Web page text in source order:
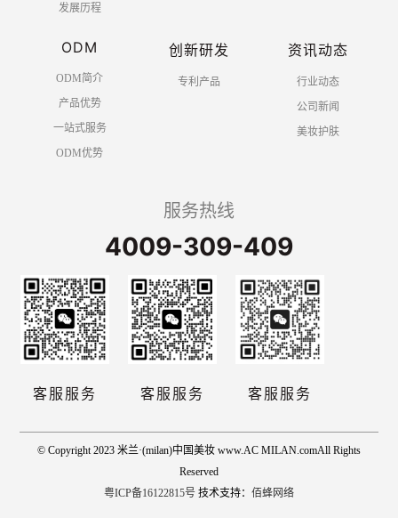
发展历程
ODM
ODM简介
产品优势
一站式服务
ODM优势
创新研发
专利产品
资讯动态
行业动态
公司新闻
美妆护肤
服务热线
4009-309-409
客服服务 客服服务 客服服务
© Copyright 2023 米兰·(milan)中国美妆 www.AC MILAN.comAll Rights
Reserved
粤ICP备16122815号 技术支持： 佰蜂网络